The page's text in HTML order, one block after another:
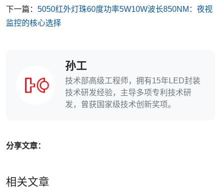
下一篇： 5050红外灯珠60度功率5W10W波长850NM：夜视
监控的核心选择
孙工
技术部高级工程师，拥有15年LED封装
技术研发经验，主导多项专利技术研
发，曾获国家级技术创新奖项。
分享文章：
相关文章